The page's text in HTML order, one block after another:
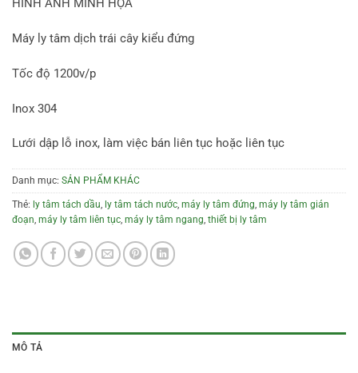
HÌNH ÀNH MINH HỌA
Máy ly tâm dịch trái cây kiểu đứng
Tốc độ 1200v/p
Inox 304
Lưới dập lỗ inox, làm việc bán liên tục hoặc liên tục
Danh mục: SẢN PHẨM KHÁC
Thẻ: ly tâm tách dầu, ly tâm tách nước, máy ly tâm đứng, máy ly tâm gián
đoạn, máy ly tâm liên tục, máy ly tâm ngang, thiết bị ly tâm
MÔ TẢ